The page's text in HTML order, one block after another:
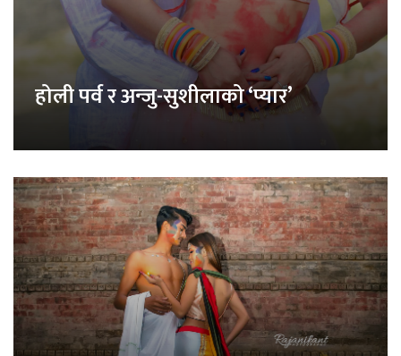
होली पर्व र अन्जु-सुशीलाको ‘प्यार’